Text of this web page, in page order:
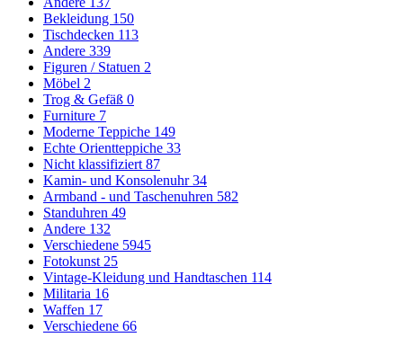
Bekleidung 150
Tischdecken 113
Andere 339
Figuren / Statuen 2
Möbel 2
Trog & Gefäß 0
Furniture 7
Moderne Teppiche 149
Echte Orientteppiche 33
Nicht klassifiziert 87
Kamin- und Konsolenuhr34
Armband - und Taschenuhren 582
Standuhren 49
Andere 132
Verschiedene 5945
Fotokunst 25
Vintage-Kleidung und Handtaschen 114
Militaria 16
Waffen 17
Verschiedene 66